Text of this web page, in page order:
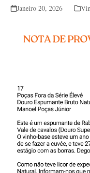
Janeiro 20, 2026